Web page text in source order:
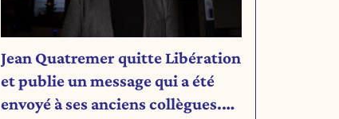
Jean Quatremer quitte Libération
et publie un message qui a été
envoyé à ses anciens collègues.